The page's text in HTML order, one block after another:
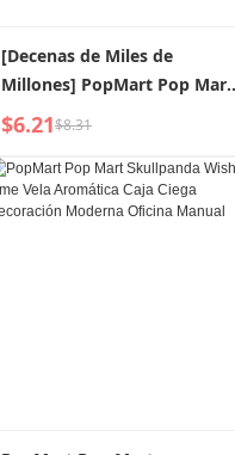
[Decenas de Miles de
Millones] PopMart Pop Mart
Nezha 2 Magic Boy in the Sea
Born Fetter Series Blind Box
Hand Office
$6.21$8.31